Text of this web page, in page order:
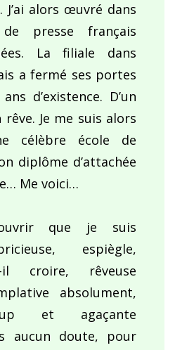
alors œuvré dans
presse français
La filiale dans
a fermé ses portes
d’existence. D’un
Je me suis alors
célèbre école de
diplôme d’attachée
Me voici…
que je suis
espiègle,
il croire, rêveuse
absolument,
et agaçante
aucun doute, pour